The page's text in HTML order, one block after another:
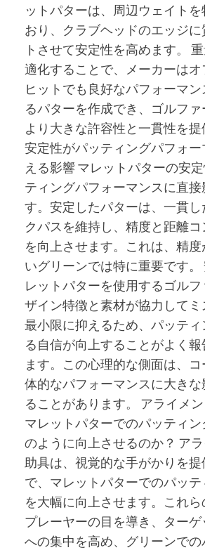
ットパターは、周辺ウェイト
おり、クラブヘッドのエッジに
トさせて安定性を高めます。
適化することで、メーカーは
ヒットでも良好なパフォーマ
るパターを作成でき、ゴルフ
より大きな許容性と一貫性を提
安定性がパッティングパフォ
える影響 マレットパターの安
ティングパフォーマンスに直接
す。安定したパターは、一貫
クパスを維持し、精度と距離
を向上させます。これは、精
いグリーンでは特に重要です。
レットパターを使用するゴル
ザイン特徴と素材が協力してミ
最小限に抑えるため、パッテ
る自信が向上することがよく
ます。この心理的な側面は、
体的なパフォーマンスに大きな
ることがあります。 アライメ
マレットパターでのパッティ
のように向上させるのか？ ア
助具は、視覚的な手がかりを提
で、マレットパターでのパッ
を大幅に向上させます。これ
プレーヤーの目を導き、ター
への集中を高め、グリーンで